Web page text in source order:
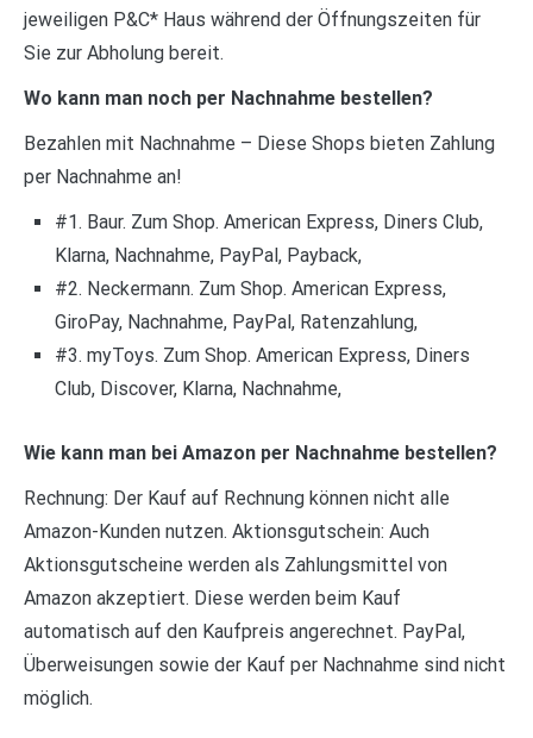
jeweiligen P&C* Haus während der Öffnungszeiten für
Sie zur Abholung bereit.
Wo kann man noch per Nachnahme bestellen?
Bezahlen mit Nachnahme – Diese Shops bieten Zahlung
per Nachnahme an!
#1. Baur. Zum Shop. American Express, Diners Club,
Klarna, Nachnahme, PayPal, Payback,
#2. Neckermann. Zum Shop. American Express,
GiroPay, Nachnahme, PayPal, Ratenzahlung,
#3. myToys. Zum Shop. American Express, Diners
Club, Discover, Klarna, Nachnahme,
Wie kann man bei Amazon per Nachnahme bestellen?
Rechnung: Der Kauf auf Rechnung können nicht alle
Amazon-Kunden nutzen. Aktionsgutschein: Auch
Aktionsgutscheine werden als Zahlungsmittel von
Amazon akzeptiert. Diese werden beim Kauf
automatisch auf den Kaufpreis angerechnet. PayPal,
Überweisungen sowie der Kauf per Nachnahme sind nicht
möglich.